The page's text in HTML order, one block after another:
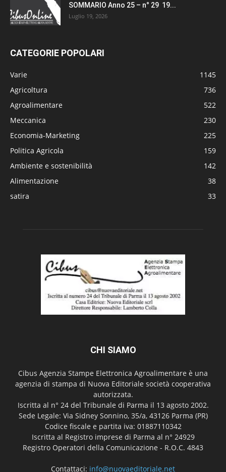
SOMMARIO Anno 25 – n° 29 19...
Luglio 19, 2026
CATEGORIE POPOLARI
Varie
1145
Agricoltura
736
Agroalimentare
522
Meccanica
230
Economia-Marketing
225
Politica Agricola
159
Ambiente e sostenibilità
142
Alimentazione
38
satira
33
CHI SIAMO
Cibus Agenzia Stampe Elettronica Agroalimentare è una
agenzia di stampa di Nuova Editoriale società cooperativa
autorizzata.
Iscritta al n° 24 del Tribunale di Parma il 13 agosto 2002.
Sede Legale: Via Sidney Sonnino, 35/a, 43126 Parma (PR)
Codice fiscale e partita iva: 01887110342
Iscritta al Registro imprese di Parma al n° 24929
Registro Operatori della Comunicazione - R.O.C. 4843
Contattaci: info@nuovaeditoriale.net